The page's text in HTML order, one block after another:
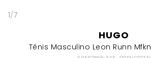
1/7
HUGO
Tênis Masculino Leon Runn